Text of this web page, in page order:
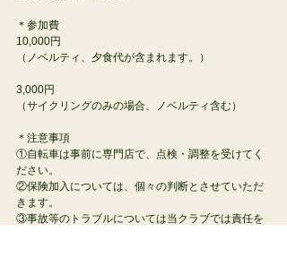
＊参加費
10,000円
（ノベルティ、夕食代が含まれます。）
3,000円
（サイクリングのみの場合、ノベルティ含む）
＊注意事項
①自転車は事前に専門店で、点検・調整を受けてく
ださい。
②保険加入については、個々の判断とさせていただ
きます。
③事故等のトラブルについては当クラブでは責任を